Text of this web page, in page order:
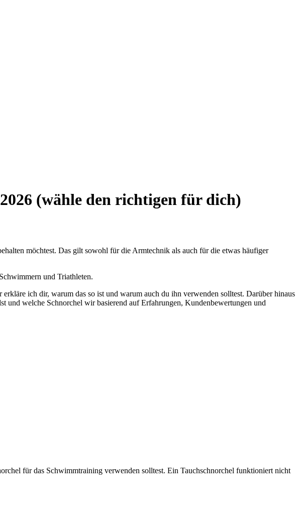
(wähle den richtigen für dich)
möchtest. Das gilt sowohl für die Armtechnik als auch für die etwas häufiger
und Triathleten.
ich dir, warum das so ist und warum auch du ihn verwenden solltest. Darüber hinaus
und welche Schnorchel wir basierend auf Erfahrungen, Kundenbewertungen und
für das Schwimmtraining verwenden solltest. Ein Tauchschnorchel funktioniert nicht